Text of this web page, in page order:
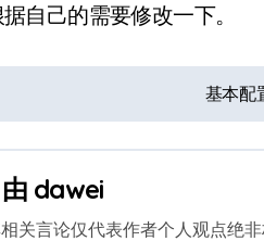
自己的需要修改一下。
基本配
由 dawei
关言论仅代表作者个人观点绝非